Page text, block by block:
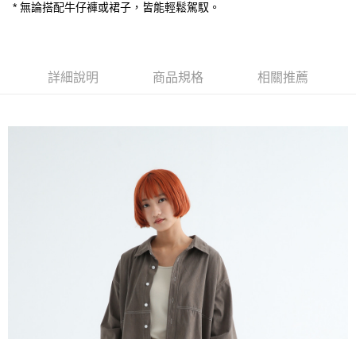
相關說明
【「AFTEE先享後付」結帳流程】
１．於結帳方式選擇「AFTEE先享後付」後，將跳轉至「AFTEE先享後付」
結帳頁面，進行簡訊認證並確認金額後，即可完成結帳。
２．訂單成立數日內，您將收到繳費通知簡訊。
３．收到繳費通知簡訊後14天內，點擊此簡訊中的連結，可透過四大超商／
ATM／網路銀行／等多元方式進行付款，方視為交易完成。
※ 請注意：結帳手續完成當下不需立刻繳費，但若您需要取消訂單，請聯絡
購買商品的店家。未經商家同意取消之訂單仍視為有效，需透過AFTEE先享
※ 交易是否成功請以「AFTEE先享後付 」之結帳頁面顯示為準，若有關於
是否繳費成功／繳費後需取消欲退款等相關疑問，請聯繫「AFTEE先享後付
每筆NT$80，滿NT$1,200(含以上)免運費
每筆NT$80，滿NT$1,200(含以上)免運費
每筆NT$80，滿NT$1,200(含以上)免運費
* 無論搭配牛仔褲或裙子，皆能輕鬆駕馭。
詳細說明 商品規格 相關推薦